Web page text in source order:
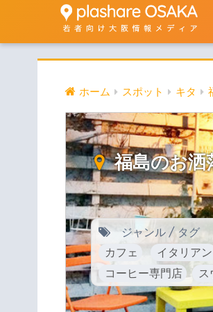
ホーム スポット キタ
福島のお洒
ジャンル / タグ
カフェ
イタリアン
コーヒー専門店
ス